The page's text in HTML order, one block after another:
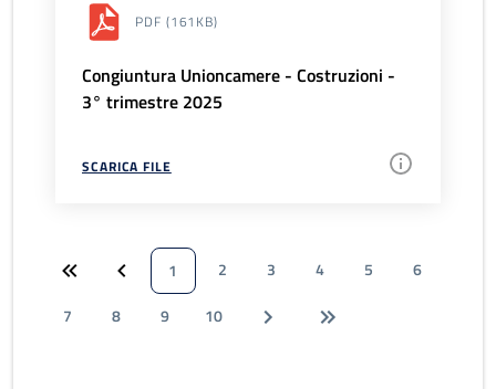
PDF (161KB)
Congiuntura Unioncamere - Costruzioni -
3° trimestre 2025
SCARICA FILE
1 2 3 4 5
6
7
8 9 10